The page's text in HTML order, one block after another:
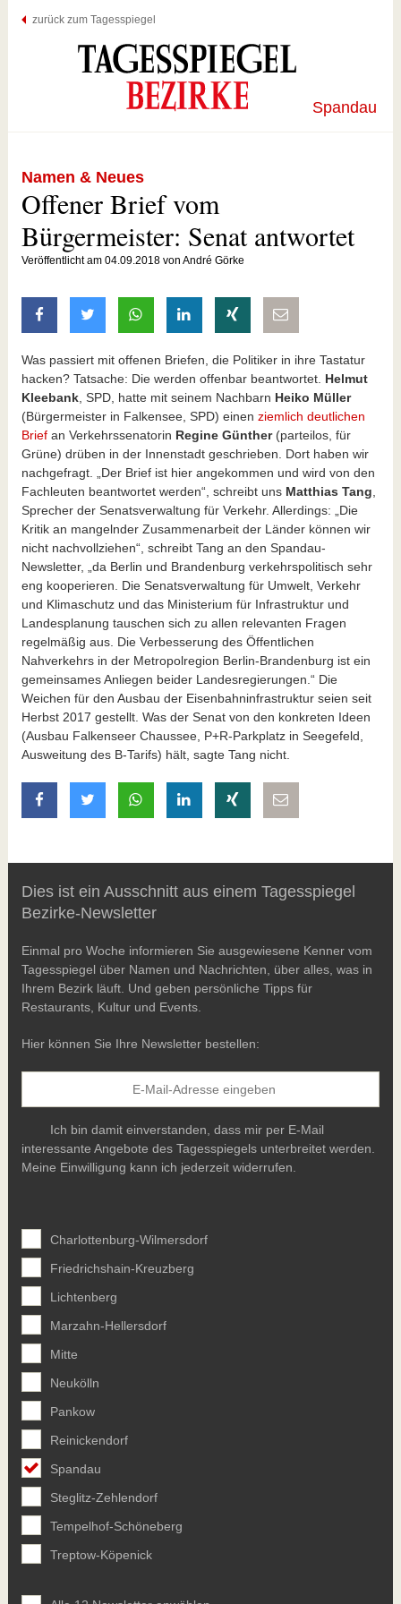
zurück zum Tagesspiegel
Spandau
Namen & Neues
Offener Brief vom
Bürgermeister: Senat antwortet
Veröffentlicht am 04.09.2018 von André Görke
auf Facebook teilen
auf Twitter teilenmit Whatsapp teilen
auf LinkedIn teilen
auf Xing teilen
Was passiert mit offenen Briefen, die Politiker in ihre Tastatur
hacken? Tatsache: Die werden offenbar beantwortet. Helmut
Kleebank, SPD, hatte mit seinem Nachbarn Heiko Müller
(Bürgermeister in Falkensee, SPD) einen ziemlich deutlichen
Briefan Verkehrssenatorin Regine Günther(parteilos, für
Grüne) drüben in der Innenstadt geschrieben. Dort haben wir
nachgefragt. „Der Brief ist hier angekommen und wird von den
Fachleuten beantwortet werden“, schreibt uns Matthias Tang
Sprecher der Senatsverwaltung für Verkehr. Allerdings: „Die
Kritik an mangelnder Zusammenarbeit der Länder können wir
nicht nachvollziehen“, schreibt Tang an den Spandau-
Newsletter, „da Berlin und Brandenburg verkehrspolitisch sehr
eng kooperieren. Die Senatsverwaltung für Umwelt, Verkehr
und Klimaschutz und das Ministerium für Infrastruktur und
Landesplanung tauschen sich zu allen relevanten Fragen
regelmäßig aus. Die Verbesserung des Öffentlichen
Nahverkehrs in der Metropolregion Berlin-Brandenburg ist ein
gemeinsames Anliegen beider Landesregierungen.“ Die
Weichen für den Ausbau der Eisenbahninfrastruktur seien seit
Herbst 2017 gestellt. Was der Senat von den konkreten Ideen
(Ausbau Falkenseer Chaussee, P+R-Parkplatz in Seegefeld,
Ausweitung des B-Tarifs) hält, sagte Tang nicht.
auf Facebook teilen
auf Twitter teilenmit Whatsapp teilen
auf LinkedIn teilen
auf Xing teilen
Dies ist ein Ausschnitt aus einem Tagesspiegel
Bezirke-Newsletter
Einmal pro Woche informieren Sie ausgewiesene Kenner vom
Tagesspiegel über Namen und Nachrichten, über alles, was in
Ihrem Bezirk läuft. Und geben persönliche Tipps für
Restaurants, Kultur und Events.
Hier können Sie Ihre Newsletter bestellen:
Ich bin damit einverstanden, dass mir per E-Mail
interessante Angebote des Tagesspiegels unterbreitet werden.
Meine Einwilligung kann ich jederzeit widerrufen.
Charlottenburg-Wilmersdorf
Friedrichshain-Kreuzberg
Lichtenberg
Marzahn-Hellersdorf
Mitte
Neukölln
Pankow
Reinickendorf
Spandau
Steglitz-Zehlendorf
Tempelhof-Schöneberg
Treptow-Köpenick